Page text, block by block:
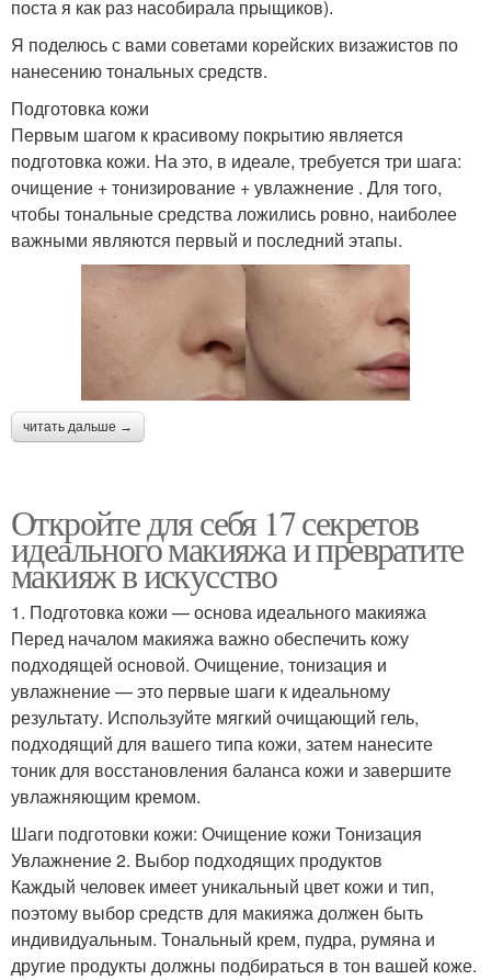
поста я как раз насобирала прыщиков).
Я поделюсь с вами советами корейских визажистов по
нанесению тональных средств.
Подготовка кожи
Первым шагом к красивому покрытию является
подготовка кожи. На это, в идеале, требуется три шага:
очищение + тонизирование + увлажнение . Для того,
чтобы тональные средства ложились ровно, наиболее
важными являются первый и последний этапы.
читать дальше →
Откройте для себя 17 секретов
идеального макияжа и превратите
макияж в искусство
1. Подготовка кожи — основа идеального макияжа
Перед началом макияжа важно обеспечить кожу
подходящей основой. Очищение, тонизация и
увлажнение — это первые шаги к идеальному
результату. Используйте мягкий очищающий гель,
подходящий для вашего типа кожи, затем нанесите
тоник для восстановления баланса кожи и завершите
увлажняющим кремом.
Шаги подготовки кожи: Очищение кожи Тонизация
Увлажнение 2. Выбор подходящих продуктов
Каждый человек имеет уникальный цвет кожи и тип,
поэтому выбор средств для макияжа должен быть
индивидуальным. Тональный крем, пудра, румяна и
другие продукты должны подбираться в тон вашей коже.